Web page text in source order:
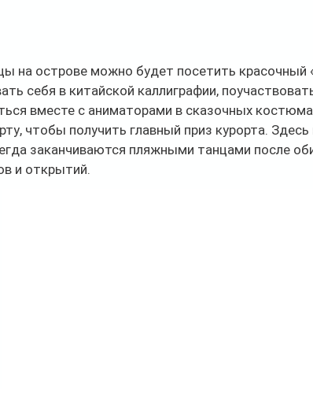
на острове можно будет посетить красочный
себя в китайской каллиграфии,
вместе с аниматорами в сказочных
чтобы получить главный приз курорта.
заканчиваются пляжными танцами после
и открытий.